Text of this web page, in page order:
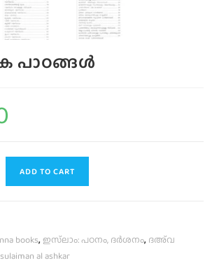
പാഠങ്ങള്‍
ADD TO CART
books,ഇസ്‌ലാം: പഠനം, ദർശനം, ദഅ്‌വ
al ashkar